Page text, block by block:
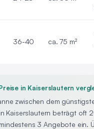
36-40 ca. 75 m²
in Kaiserslautern
zwischen dem
Kaiserslautern beträgt oft
3 Angebote ein.